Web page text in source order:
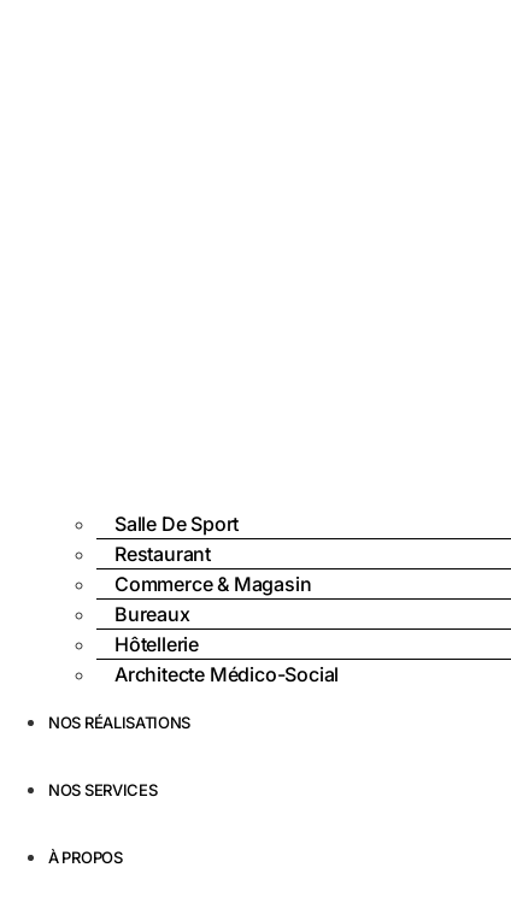
Salle De Sport
Restaurant
Commerce & Magasin
Bureaux
Hôtellerie
Architecte Médico-Social
NOS RÉALISATIONS
NOS SERVICES
À PROPOS